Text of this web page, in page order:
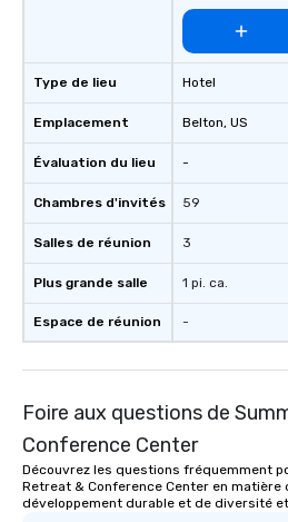
Type de lieu
Emplacement
Évaluation du lieu
Chambres d'invités
Salles de réunion
Plus grande salle
Espace de réunion
Hotel
Belton, US
-
59
3
1 pi. ca.
-
Foire aux questions de
Conference Center
Découvrez les questions fréquemment
Retreat & Conference Center en
développement durable et de diversité